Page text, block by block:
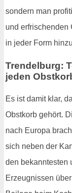
sondern man
und erfrischenden
in jeder Form
Trendelburg:
jeden
Es ist damit klar,
Obstkorb gehört.
nach Europa
sich neben der
den bekanntesten
Erzeugnissen